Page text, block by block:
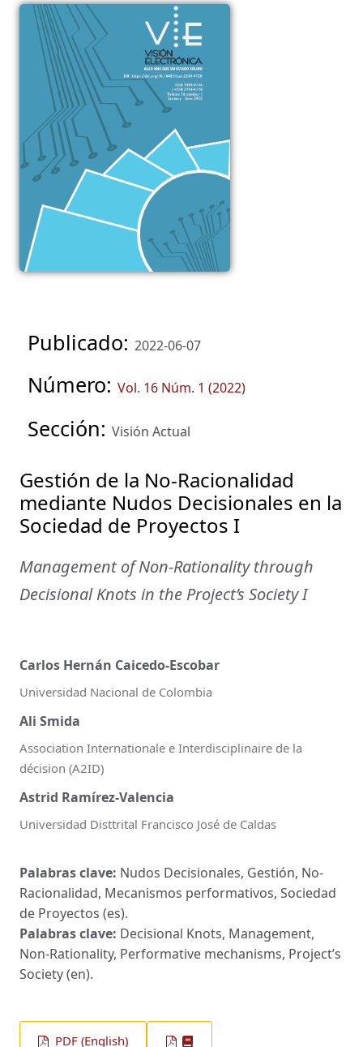
Publicado: 2022-06-07
Número: Vol. 16 Núm. 1 (2022)
Sección: Visión Actual
Gestión de la No-Racionalidad
mediante Nudos Decisionales en la
Sociedad de Proyectos I
Management of Non-Rationality through
Decisional Knots in the Project’s Society I
Carlos Hernán Caicedo-Escobar
Universidad Nacional de Colombia
Ali Smida
Association Internationale e Interdisciplinaire de la
décision (A2ID)
Astrid Ramírez-Valencia
Universidad Disttrital Francisco José de Caldas
Palabras clave: Nudos Decisionales, Gestión, No-
Racionalidad, Mecanismos performativos, Sociedad
de Proyectos (es).
Palabras clave: Decisional Knots, Management,
Non-Rationality, Performative mechanisms, Project’s
Society (en).
PDF (English)